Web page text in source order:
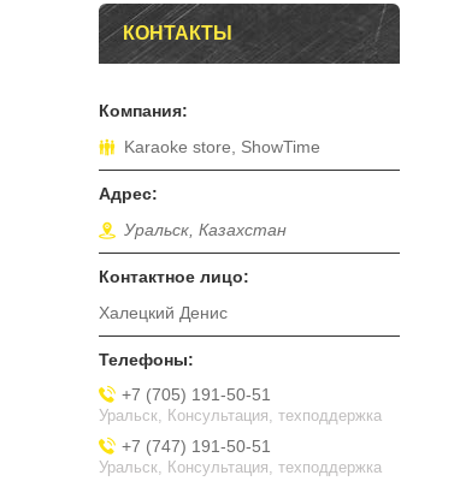
КОНТАКТЫ
Karaoke store, ShowTime
Уральск, Казахстан
Халецкий Денис
+7 (705) 191-50-51
Уральск, Консультация, техподдержка
+7 (747) 191-50-51
Уральск, Консультация, техподдержка